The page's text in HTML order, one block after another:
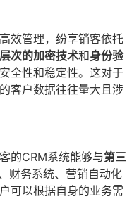
效管理，纷享销客依托
次的加密技术和身份验
全性和稳定性。这对于
客户数据往往量大且涉
的CRM系统能够与第三
财务系统、营销自动化
可以根据自身的业务需